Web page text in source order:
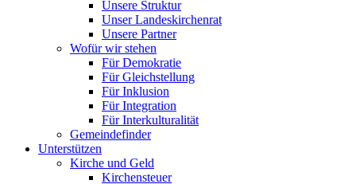
Unsere Struktur
Unser Landeskirchenrat
Unsere Partner
Wofür wir stehen
Für Demokratie
Für Gleichstellung
Für Inklusion
Für Integration
Für Interkulturalität
Gemeindefinder
Unterstützen
Kirche und Geld
Kirchensteuer